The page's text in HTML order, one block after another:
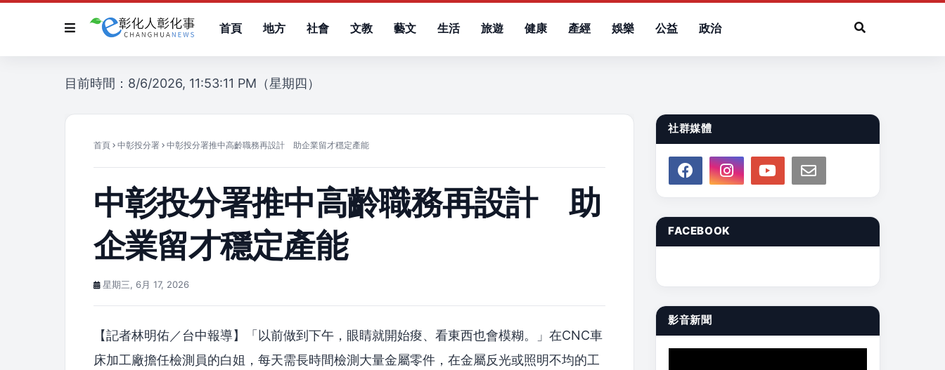
首頁 地方 社會 文教 藝文 生活 旅遊 健康 產經 娛樂 公益 政治
目前時間：8/6/2026, 11:53:11 PM（星期四）
首頁 中彰投分署 中彰投分署推中高齡職務再設計 助企業留才穩定產能
中彰投分署推中高齡職務再設計 助
企業留才穩定產能
星期三, 6月 17, 2026
【記者林明佑／台中報導】「以前做到下午，眼睛就開始痠、看東西也會模糊。」在CNC車
床加工廠擔任檢測員的白姐，每天需長時間檢測大量金屬零件，在金屬反光或照明不均的工
社群媒體
FACEBOOK
影音新聞